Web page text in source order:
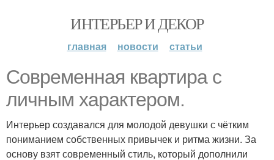
ИНТЕРЬЕР И ДЕКОР
главная новости статьи
Современная квартира с
личным характером.
Интерьер создавался для молодой девушки с чётким
пониманием собственных привычек и ритма жизни. За
основу взят современный стиль, который дополнили